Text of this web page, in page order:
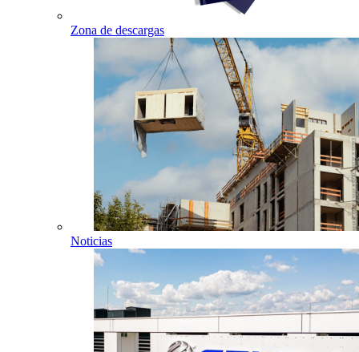
Zona de descargas
Noticias